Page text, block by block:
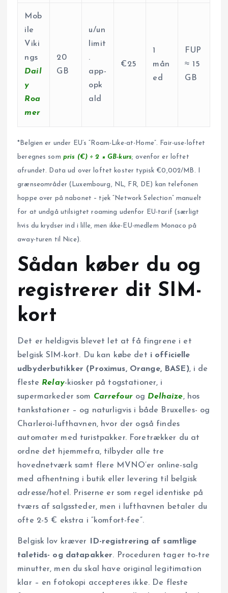
Mob
ile
Viki
ngs
Dail
y
Roa
mer
20
GB
u/un
limit
.
app-
opk
ald
€25
1
mån
ed
FUP
≈ 15
GB
*Belgien er under EU’s “Roam-Like-at-Home”. Fair-use-loftet
beregnes som pris (€) ÷ 2 × GB-kurs; ovenfor er loftet
afrundet. Data ud over loftet koster typisk €0,002/MB. I
grænseområder (Luxembourg, NL, FR, DE) kan telefonen
hoppe over på nabonet – tjek “Network Selection” manuelt
for at undgå utilsigtet roaming udenfor EU-tarif (særligt
hvis du krydser ind i lille, men ikke-EU-medlem Monaco på
away-turen til Nice).
Sådan køber du og
registrerer dit SIM-
kort
Det er heldigvis blevet let at få fingrene i et
belgisk SIM-kort. Du kan købe det i officielle
udbyderbutikker (Proximus, Orange, BASE), i de
fleste Relay-kiosker på togstationer, i
supermarkeder som Carrefourog Delhaize, hos
tankstationer – og naturligvis i både Bruxelles- og
Charleroi-lufthavnen, hvor der også findes
automater med turistpakker. Foretrækker du at
ordne det hjemmefra, tilbyder alle tre
hovednetværk samt flere MVNO’er online-salg
med afhentning i butik eller levering til belgisk
adresse/hotel. Priserne er som regel identiske på
tværs af salgssteder, men i lufthavnen betaler du
ofte 2-5 € ekstra i “komfort-fee”.
Belgisk lov kræver
ID-registrering af samtlige
taletids- og datapakker. Proceduren tager to-tre
minutter, men du skal have original legitimation
klar – en fotokopi accepteres ikke. De fleste